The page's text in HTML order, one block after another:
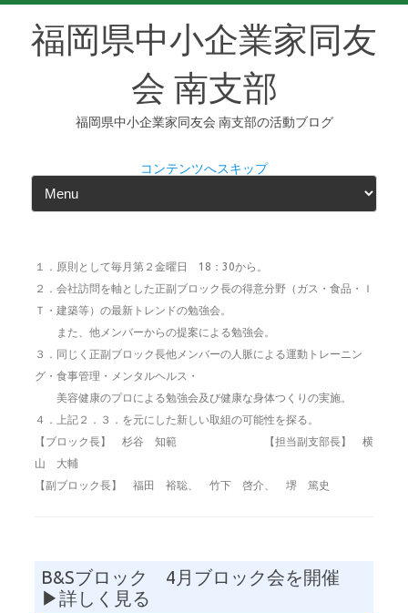
福岡県中小企業家同友
会 南支部
福岡県中小企業家同友会 南支部の活動ブログ
コンテンツへスキップ
１．原則として毎月第２金曜日 18：30から。
２．会社訪問を軸とした正副ブロック長の得意分野（ガス・食品・Ｉ
Ｔ・建築等）の最新トレンドの勉強会。
また、他メンバーからの提案による勉強会。
３．同じく正副ブロック長他メンバーの人脈による運動トレーニン
グ・食事管理・メンタルヘルス・
美容健康のプロによる勉強会及び健康な身体つくりの実施。
４．上記２．３．を元にした新しい取組の可能性を探る。
【ブロック長】 杉谷 知範 【担当副支部長】 横
山 大輔
【副ブロック長】 福田 裕聡、 竹下 啓介、 堺 篤史
B&Sブロック 4月ブロック会を開催
▶詳しく見る